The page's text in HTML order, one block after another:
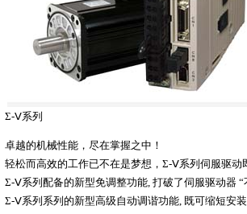
Σ-Ⅴ系列
卓越的机械性能，尽在掌握之中！
轻松而高效的工作已不在是梦想，Σ-Ⅴ系列伺服驱动
Σ-Ⅴ系列配备的新型免调整功能, 打破了伺服驱动器
Σ-Ⅴ系列系列的新型高级自动调谐功能, 既可缩短安